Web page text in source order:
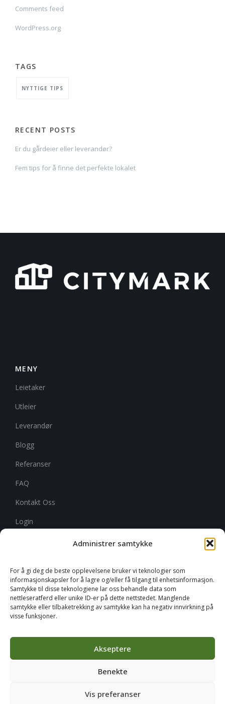
Administrer samtykke
For å gi deg de beste opplevelsene bruker vi teknologier som
informasjonskapsler for å lagre og/eller få tilgang til enhetsinformasjon.
Samtykke til disse teknologiene lar oss behandle data som
nettleseratferd eller unike ID-er på dette nettstedet. Manglende
samtykke eller tilbaketrekking av samtykke kan ha negativ innvirkning på
visse funksjoner.
Akseptere
Benekte
Vis preferanser
Comments feed
WordPress.org
TAGS
NYTTIGE TIPS
RECENT POSTS
Er du gårdeier eller leverandør?
Fem tips for å finne det perfekte lokalet
MENY
Leietaker
Utleier
Leverandør
Blogg
Referanser
FAQ
Kontakt Oss
Login
CITYMARK NORGE
Elisabeth Von Hubschs gate 6
1534 Moss
info@citymark.no